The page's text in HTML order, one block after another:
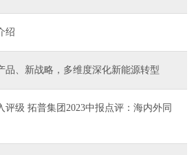
绍
品、新战略，多维度深化新能源转型
评级 拓普集团2023中报点评：海内外同